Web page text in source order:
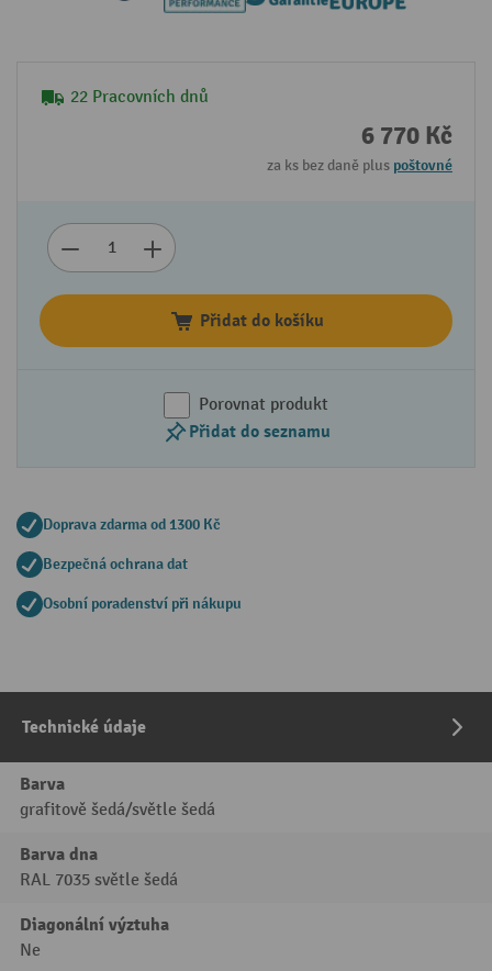
22 Pracovních dnů
6 770 Kč
za ks bez daně plus poštovné
Přidat do košíku
Porovnat produkt
Přidat do seznamu
Doprava zdarma od 1300 Kč
Bezpečná ochrana dat
Osobní poradenství při nákupu
Technické údaje
Barva
grafitově šedá/světle šedá
Barva dna
RAL 7035 světle šedá
Diagonální výztuha
Ne